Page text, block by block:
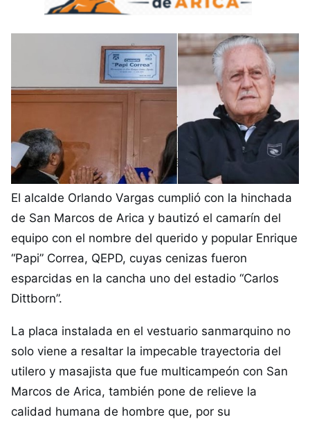
El alcalde Orlando Vargas cumplió con la hinchada
de San Marcos de Arica y bautizó el camarín del
equipo con el nombre del querido y popular Enrique
“Papi” Correa, QEPD, cuyas cenizas fueron
esparcidas en la cancha uno del estadio “Carlos
Dittborn”.
La placa instalada en el vestuario sanmarquino no
solo viene a resaltar la impecable trayectoria del
utilero y masajista que fue multicampeón con San
Marcos de Arica, también pone de relieve la
calidad humana de hombre que, por su